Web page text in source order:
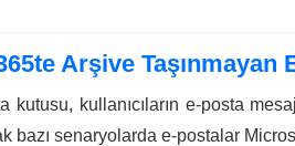
Arşive Taşınmayan
kutusu, kullanıcıların e-posta
bazı senaryolarda e-postalar